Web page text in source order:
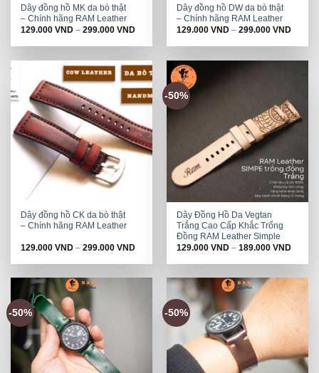
Dây đồng hồ MK da bò thật
– Chính hãng RAM Leather
129.000VND –299.000VND
Dây đồng hồ DW da bò thật
– Chính hãng RAM Leather
129.000VND –299.000VND
Dây đồng hồ CK da bò thật
– Chính hãng RAM Leather
129.000VND –299.000VND
-50%
Dây Đồng Hồ Da Vegtan
Trắng Cao Cấp Khắc Trống
Đồng RAM Leather Simple
129.000VND –189.000VND
-50% -50%